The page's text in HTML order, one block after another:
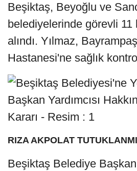
Beşiktaş, Beyoğlu ve
belediyelerinde görevli 11
alındı. Yılmaz,
Hastanesi'ne sağlık
RIZA AKPOLAT
Beşiktaş Belediye